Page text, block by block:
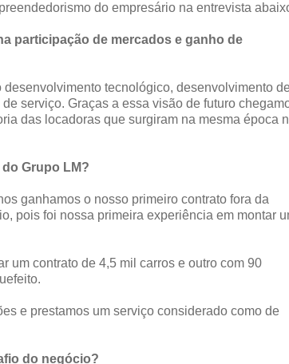
do empresário na entrevista
participação de mercados e ganho de
tecnológico, desenvolvimento
serviço. Graças a essa visão de futuro
das locadoras que surgiram na mesma época
Grupo LM?
ganhamos o nosso primeiro contrato fora da
pois foi nossa primeira experiência em montar
um contrato de 4,5 mil carros e outro com 90
e prestamos um serviço considerado como de
do negócio?